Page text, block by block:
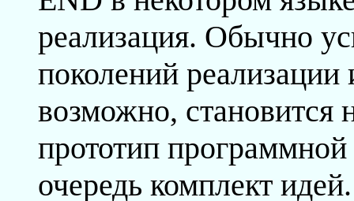
реализация. Обычно
поколений реализации
возможно,
прототип
очередь комплект идей.